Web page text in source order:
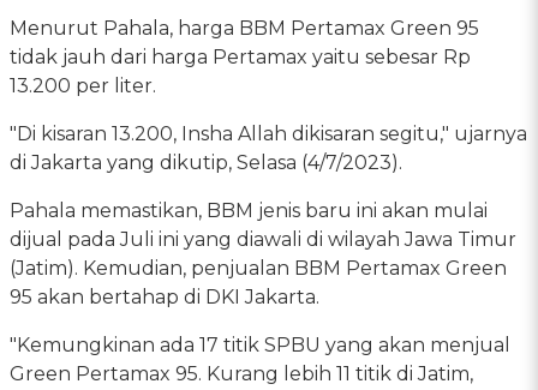
Menurut Pahala, harga BBM Pertamax Green 95
tidak jauh dari harga Pertamax yaitu sebesar Rp
13.200 per liter.
"Di kisaran 13.200, Insha Allah dikisaran segitu," ujarnya
di Jakarta yang dikutip, Selasa (4/7/2023).
Pahala memastikan, BBM jenis baru ini akan mulai
dijual pada Juli ini yang diawali di wilayah Jawa Timur
(Jatim). Kemudian, penjualan BBM Pertamax Green
95 akan bertahap di DKI Jakarta.
"Kemungkinan ada 17 titik SPBU yang akan menjual
Green Pertamax 95. Kurang lebih 11 titik di Jatim,